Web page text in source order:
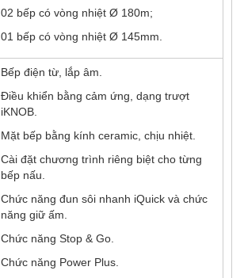
02 bếp có vòng nhiệt Ø 180m;
01 bếp có vòng nhiệt Ø 145mm.
Bếp điện từ, lắp âm.
Điều khiển bằng cảm ứng, dạng trượt
iKNOB.
Mặt bếp bằng kính ceramic, chịu nhiệt.
Cài đặt chương trình riêng biệt cho từng
bếp nấu.
Chức năng đun sôi nhanh iQuick và chức
năng giữ ấm.
Chức năng Stop & Go.
Chức năng Power Plus.